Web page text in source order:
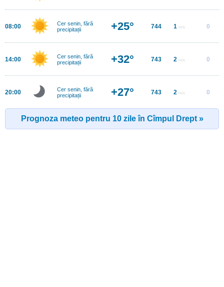
08:00
Cer senin, fără
precipitații
+25° 744 1 m/s 0
14:00
Cer senin, fără
precipitații
+32° 743 2 m/s 0
20:00
Cer senin, fără
precipitații
+27° 743 2 m/s 0
Prognoza meteo pentru 10 zile în Cîmpul Drept »